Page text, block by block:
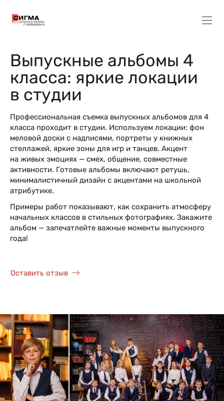
Выпускные альбомы 4
класса: яркие локации
в студии
Профессиональная съемка выпускных альбомов для 4
класса проходит в студии. Используем локации: фон
меловой доски с надписями, портреты у книжных
стеллажей, яркие зоны для игр и танцев. Акцент
на живых эмоциях — смех, общение, совместные
активности. Готовые альбомы включают ретушь,
минималистичный дизайн с акцентами на школьной
атрибутике.
Примеры работ показывают, как сохранить атмосферу
начальных классов в стильных фотографиях. Закажите
альбом — запечатлейте важные моменты выпускного
года!
Оставить отзыв